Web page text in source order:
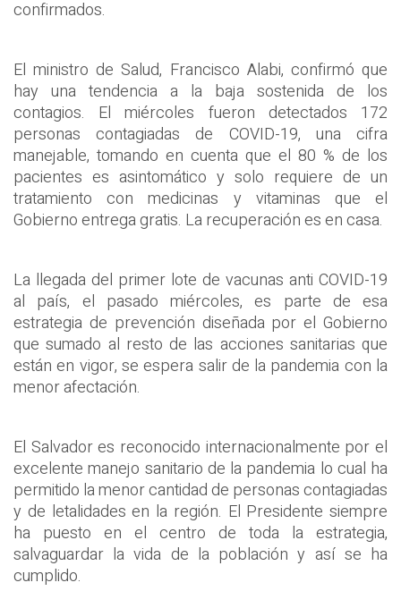
confirmados.
El ministro de Salud, Francisco Alabi, confirmó que
hay una tendencia a la baja sostenida de los
contagios. El miércoles fueron detectados 172
personas contagiadas de COVID-19, una cifra
manejable, tomando en cuenta que el 80 % de los
pacientes es asintomático y solo requiere de un
tratamiento con medicinas y vitaminas que el
Gobierno entrega gratis. La recuperación es en casa.
La llegada del primer lote de vacunas anti COVID-19
al país, el pasado miércoles, es parte de esa
estrategia de prevención diseñada por el Gobierno
que sumado al resto de las acciones sanitarias que
están en vigor, se espera salir de la pandemia con la
menor afectación.
El Salvador es reconocido internacionalmente por el
excelente manejo sanitario de la pandemia lo cual ha
permitido la menor cantidad de personas contagiadas
y de letalidades en la región. El Presidente siempre
ha puesto en el centro de toda la estrategia,
salvaguardar la vida de la población y así se ha
cumplido.